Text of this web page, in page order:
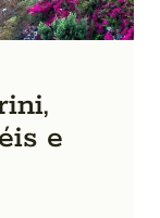
e